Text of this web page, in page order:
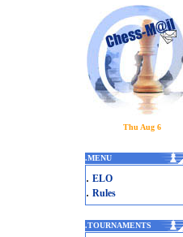
Thu Aug 6
.MENU
. ELO
. Rules
.TOURNAMENTS